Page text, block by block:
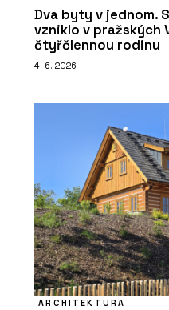
Dva byty v jednom.
vzniklo v pražských
čtyřčlennou rodinu
4. 6. 2026
ARCHITEKTURA